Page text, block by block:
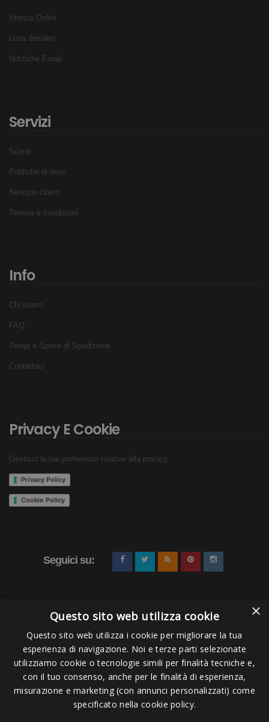
Storico Ordini
Lista desideri
Notifiche Email
Servizi
Sconti
Politiche di reso
Servizio clienti
Termini e condizioni
Info
Chi siamo
FAQ
Tempi e Spese di Spedizione
Contattaci
Privacy E Cookie
Gestisci le tue preferenze relative alla privacy
Privacy Policy
Cookie Policy
Seguici su:
Pagamenti Accettati
×
Questo sito web utilizza cookie
Questo sito web utilizza i cookie per migliorare la tua
esperienza di navigazione. Noi e terze parti selezionate
utilizziamo cookie o tecnologie simili per finalità tecniche e,
con il tuo consenso, anche per le finalità di esperienza,
misurazione e marketing (con annunci personalizzati) come
specificato nella cookie policy.